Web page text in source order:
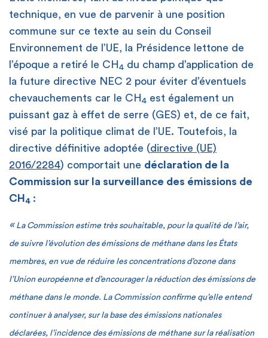
technique, en vue de parvenir à une position
commune sur ce texte au sein du Conseil
Environnement de l’UE, la Présidence lettone de
l’époque a retiré le CH 4 du champ d’application de
la future directive NEC 2 pour éviter d’éventuels
chevauchements car le CH 4 est également un
puissant gaz à effet de serre (GES) et, de ce fait,
visé par la politique climat de l’UE. Toutefois, la
directive définitive adoptée (directive (UE)
2016/2284) comportait une déclaration de la
Commission sur la surveillance des émissions de
CH 4 :
« La Commission estime très souhaitable, pour la qualité de l’air,
de suivre l’évolution des émissions de méthane dans les États
membres, en vue de réduire les concentrations d’ozone dans
l’Union européenne et d’encourager la réduction des émissions de
méthane dans le monde. La Commission confirme qu’elle entend
continuer à analyser, sur la base des émissions nationales
déclarées, l’incidence des émissions de méthane sur la réalisation